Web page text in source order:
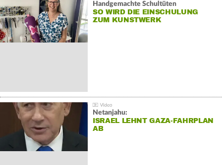
Handgemachte Schultüten
SO WIRD DIE EINSCHULUNG
ZUM KUNSTWERK
Netanjahu:
ISRAEL LEHNT GAZA-FAHRPLAN
AB